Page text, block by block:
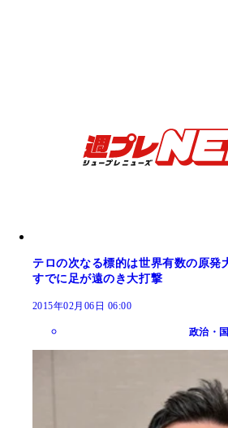
テロの次なる標的は世界有数の原発
すでに足が遠のき大打撃
2015年02月06日 06:00
政治・